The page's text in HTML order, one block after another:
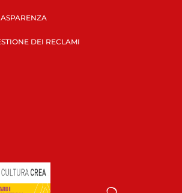
DEI RECLAMI